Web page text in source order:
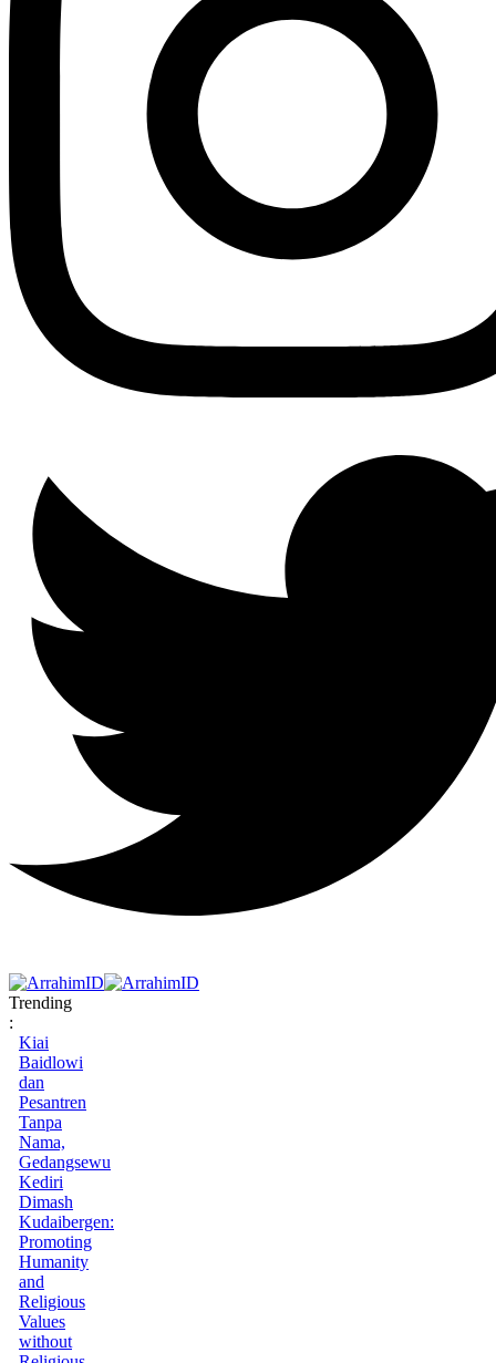
Trending
:
Kiai
Baidlowi
dan
Pesantren
Tanpa
Nama,
Gedangsewu
Kediri
Dimash
Kudaibergen:
Promoting
Humanity
and
Religious
Values
without